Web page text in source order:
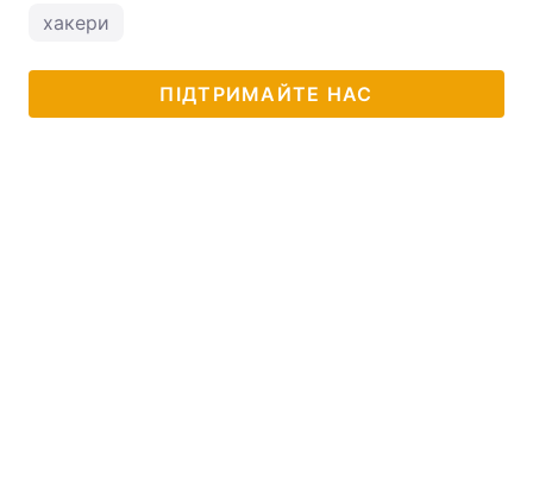
хакери
ПІДТРИМАЙТЕ НАС